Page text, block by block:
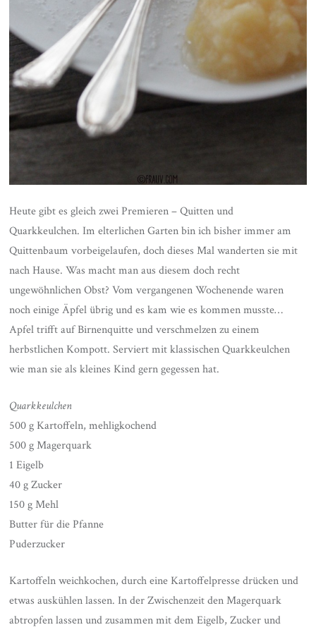
Heute gibt es gleich zwei Premieren – Quitten und
Quarkkeulchen. Im elterlichen Garten bin ich bisher immer am
Quittenbaum vorbeigelaufen, doch dieses Mal wanderten sie mit
nach Hause. Was macht man aus diesem doch recht
ungewöhnlichen Obst? Vom vergangenen Wochenende waren
noch einige Äpfel übrig und es kam wie es kommen musste…
Apfel trifft auf Birnenquitte und verschmelzen zu einem
herbstlichen Kompott. Serviert mit klassischen Quarkkeulchen
wie man sie als kleines Kind gern gegessen hat.
Quarkkeulchen
500 g Kartoffeln, mehligkochend
500 g Magerquark
1 Eigelb
40 g Zucker
150 g Mehl
Butter für die Pfanne
Puderzucker
Kartoffeln weichkochen, durch eine Kartoffelpresse drücken und
etwas auskühlen lassen. In der Zwischenzeit den Magerquark
abtropfen lassen und zusammen mit dem Eigelb, Zucker und